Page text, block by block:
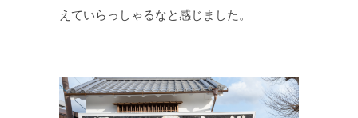
えていらっしゃるなと感じました。